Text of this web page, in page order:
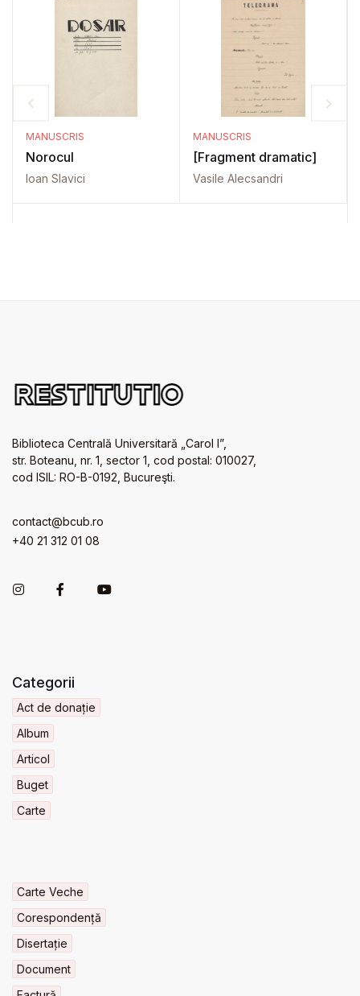
MANUSCRIS
Norocul
Ioan Slavici
MANUSCRIS
[Fragment dramatic]
Vasile Alecsandri
Biblioteca Centrală Universitară „Carol I”,
str. Boteanu, nr. 1, sector 1, cod postal: 010027,
cod ISIL: RO-B-0192, Bucureşti.
contact@bcub.ro
+40 21 312 01 08
Categorii
Act de donație
Album
Articol
Buget
Carte
Carte Veche
Corespondență
Disertație
Document